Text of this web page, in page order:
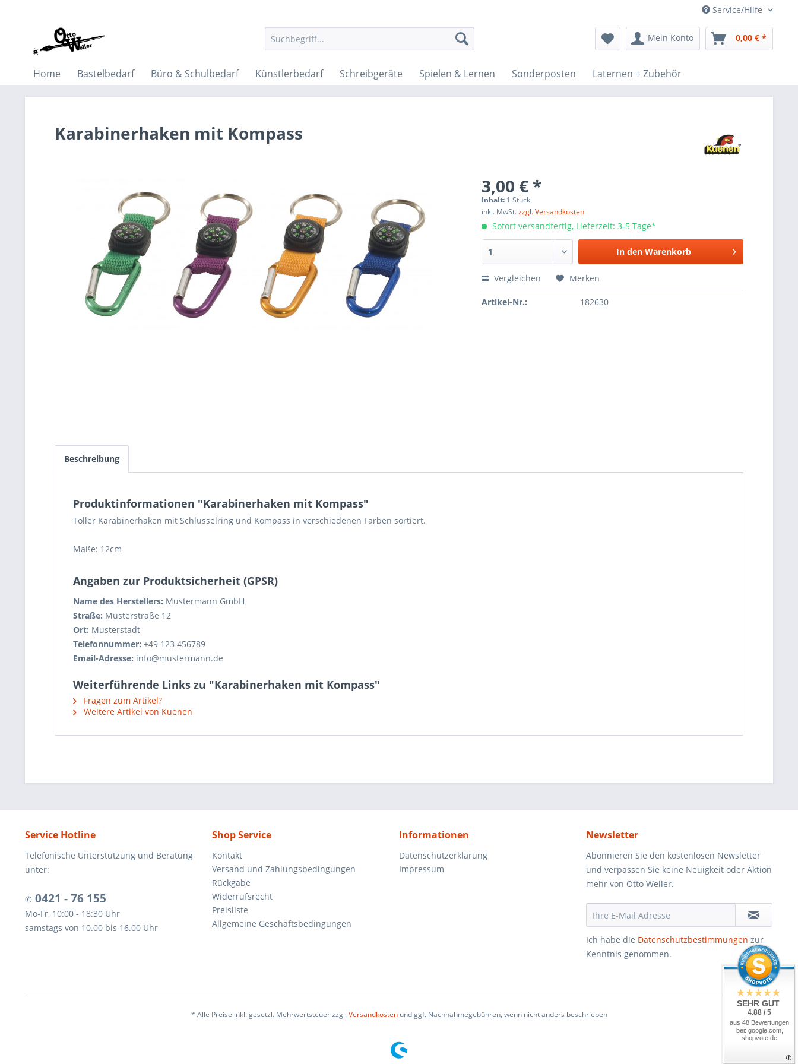
Service/Hilfe
Mein Konto 0,00 € *
Home Bastelbedarf Büro & Schulbedarf Künstlerbedarf Schreibgeräte Spielen & Lernen Sonderposten Laternen + Zubehör
Karabinerhaken mit Kompass
3,00 € *
Inhalt: 1 Stück
inkl. MwSt.zzgl. Versandkosten
Sofort versandfertig, Lieferzeit: 3-5 Tage*
In den Warenkorb
Vergleichen Merken
Artikel-Nr.: 182630
Beschreibung
Produktinformationen "Karabinerhaken mit Kompass"
Toller Karabinerhaken mit Schlüsselring und Kompass in verschiedenen Farben sortiert.
Maße: 12cm
Angaben zur Produktsicherheit (GPSR)
Name des Herstellers: Mustermann GmbH
Straße: Musterstraße 12
Ort: Musterstadt
Telefonnummer: +49 123 456789
Email-Adresse: info@mustermann.de
Weiterführende Links zu "Karabinerhaken mit Kompass"
Fragen zum Artikel?
Weitere Artikel von Kuenen
Service Hotline
Telefonische Unterstützung und Beratung
unter:
✆ 0421 - 76 155
Mo-Fr, 10:00 - 18:30 Uhr
samstags von 10.00 bis 16.00 Uhr
Shop Service
Kontakt
Versand und Zahlungsbedingungen
Rückgabe
Widerrufsrecht
Preisliste
Allgemeine Geschäftsbedingungen
Informationen
Datenschutzerklärung
Impressum
Newsletter
Abonnieren Sie den kostenlosen Newsletter
und verpassen Sie keine Neuigkeit oder Aktion
mehr von Otto Weller.
Ich habe die Datenschutzbestimmungen zur
Kenntnis genommen.
* Alle Preise inkl. gesetzl. Mehrwertsteuer zzgl.Versandkostenund ggf. Nachnahmegebühren, wenn nicht anders beschrieben
SEHR GUT
4.88 / 5
aus 48 Bewertungen
bei: google.com,
shopvote.de